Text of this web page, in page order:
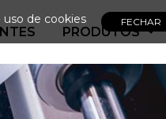
PRODUTOS
uso de cookies